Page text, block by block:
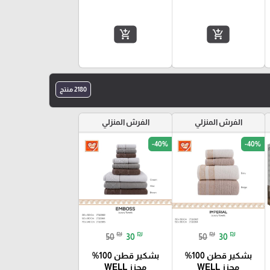
add_shopping_cart
add_shopping_cart
2180 منتج
الفرش المنزلي
favorite_border -40%
50 ₪ 30 ₪
بشكير قطن 100%
محزز WELL
الفرش المنزلي
favorite_border -40%
50 ₪ 30 ₪
بشكير قطن 100%
محزز WELL